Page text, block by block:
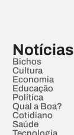
Notícias
Bichos
Cultura
Economia
Educação
Política
Qual a Boa?
Cotidiano
Saúde